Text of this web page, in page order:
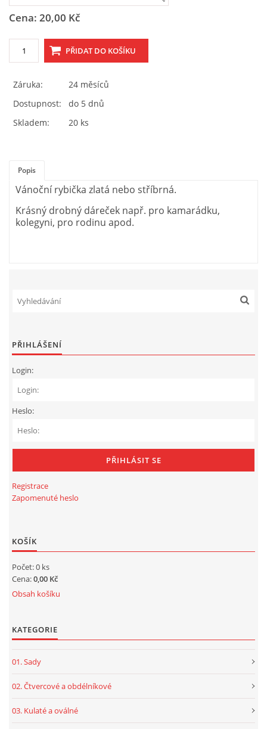
Tel.: 605 444 763
© 2026 eStránky.cz
Cena: 20,00 Kč
Záruka:
24 měsíců
Dostupnost:
do 5 dnů
Skladem:
20 ks
Popis
Vánoční rybička zlatá nebo stříbrná.
Krásný drobný dáreček např. pro kamarádku,
kolegyni, pro rodinu apod.
PŘIHLÁŠENÍ
Login:
Heslo:
Registrace
Zapomenuté heslo
KOŠÍK
Počet: 0 ks
Cena:0,00 Kč
Obsah košíku
KATEGORIE
01. Sady
02. Čtvercové a obdélníkové
03. Kulaté a oválné